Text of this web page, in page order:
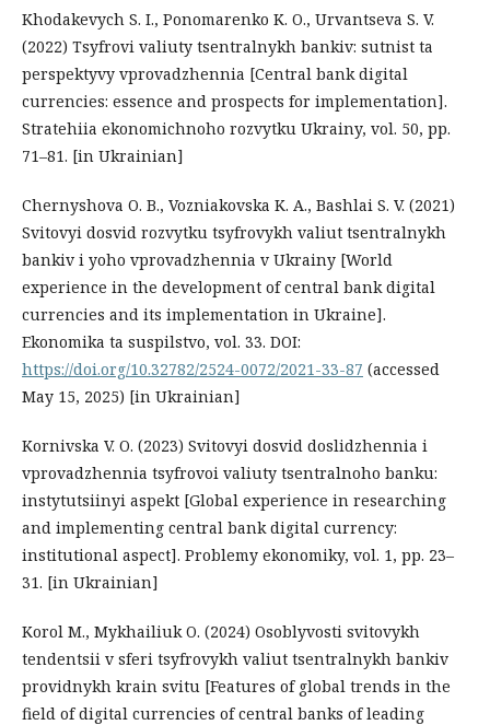
Khodakevych S. I., Ponomarenko K. O., Urvantseva S. V.
(2022) Tsyfrovi valiuty tsentralnykh bankiv: sutnist ta
perspektyvy vprovadzhennia [Central bank digital
currencies: essence and prospects for implementation].
Stratehiia ekonomichnoho rozvytku Ukrainy, vol. 50, рр.
71–81. [in Ukrainian]
Chernyshova O. B., Vozniakovska K. A., Bashlai S. V. (2021)
Svitovyi dosvid rozvytku tsyfrovykh valiut tsentralnykh
bankiv i yoho vprovadzhennia v Ukrainy [World
experience in the development of central bank digital
currencies and its implementation in Ukraine].
Ekonomika ta suspilstvo, vol. 33. DOI:
https://doi.org/10.32782/2524-0072/2021-33-87 (accessed
May 15, 2025) [in Ukrainian]
Kornivska V. O. (2023) Svitovyi dosvid doslidzhennia i
vprovadzhennia tsyfrovoi valiuty tsentralnoho banku:
instytutsiinyi aspekt [Global experience in researching
and implementing central bank digital currency:
institutional aspect]. Problemy ekonomiky, vol. 1, рр. 23–
31. [in Ukrainian]
Korol M., Mykhailiuk O. (2024) Osoblyvosti svitovykh
tendentsii v sferi tsyfrovykh valiut tsentralnykh bankiv
providnykh krain svitu [Features of global trends in the
field of digital currencies of central banks of leading